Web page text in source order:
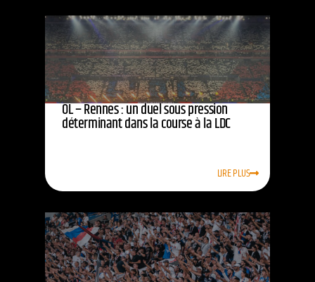
OL – Rennes : un duel sous pression
déterminant dans la course à la LDC
LIRE PLUS